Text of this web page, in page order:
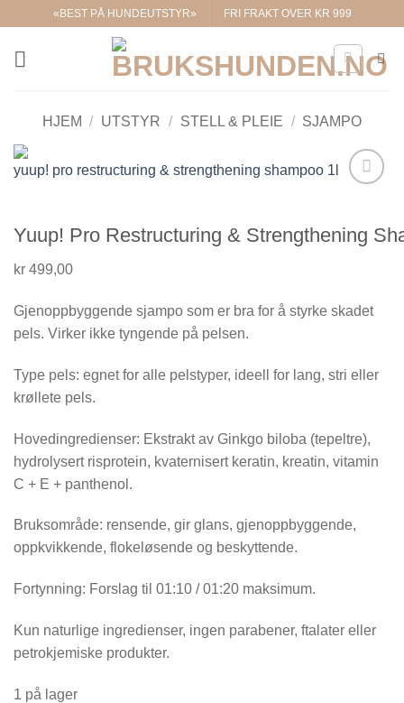
content
«BEST PÅ HUNDEUTSTYR» FRI FRAKT OVER KR 999
HJEM / UTSTYR / STELL & PLEIE / SJAMPO
Yuup! Pro Restructuring & Strengthening
kr 499,00
Gjenoppbyggende sjampo som er bra for å styrke skadet
pels. Virker ikke tyngende på pelsen.
Type pels: egnet for alle pelstyper, ideell for lang, stri eller
krøllete pels.
Hovedingredienser: Ekstrakt av Ginkgo biloba (tepeltre),
hydrolysert risprotein, kvaternisert keratin, kreatin, vitamin
C + E + panthenol.
Bruksområde: rensende, gir glans, gjenoppbyggende,
oppkvikkende, flokeløsende og beskyttende.
Fortynning: Forslag til 01:10 / 01:20 maksimum.
Kun naturlige ingredienser, ingen parabener, ftalater eller
petrokjemiske produkter.
1 på lager